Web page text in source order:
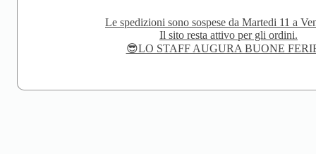
Le spedizioni sono sospese da Martedi 11 a
Il sito resta attivo per gli ordini.
😎LO STAFF AUGURA BUONE